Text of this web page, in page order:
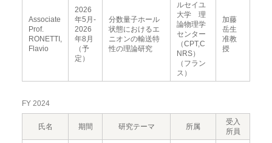
Associate
Prof.
RONETTI,
Flavio
2026
年5月-
2026
年8月
（予
定）
分数量子ホール
状態におけるエ
ニオンの輸送特
性の理論研究
ルセイユ
大学 理
論物理学
センター
（CPT,C
NRS）
（フラン
ス）
加藤
岳生
准教
授
FY 2024
氏名 期間 研究テーマ 所属
受入
所員